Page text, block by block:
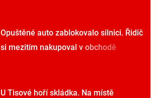
Opuštěné auto zablokovalo silnici. Řidič
si mezitím nakupoval v obchodě
U Tisové hoří skládka. Na místě